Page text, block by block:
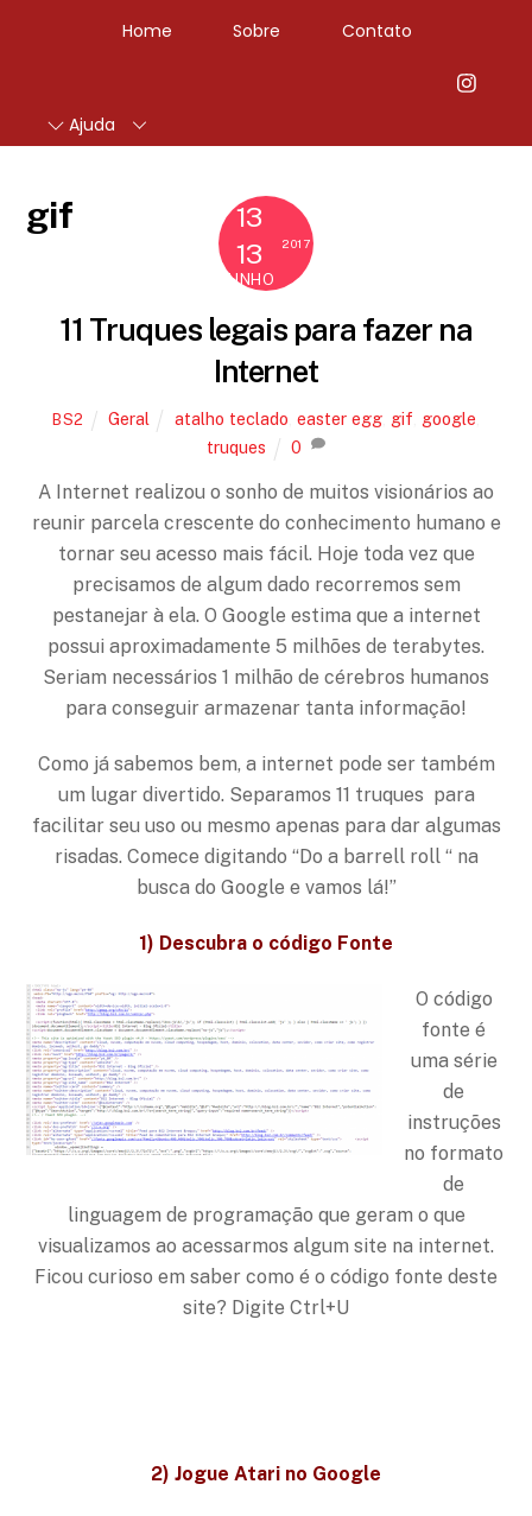
Home Sobre Contato
Ajuda
gif
13
13
JUNHO
2017
11 Truques legais para fazer na
Internet
BS2 Geral atalho teclado easter egg, gif google
truques
0
A Internet realizou o sonho de muitos visionários ao
reunir parcela crescente do conhecimento humano e
tornar seu acesso mais fácil. Hoje toda vez que
precisamos de algum dado recorremos sem
pestanejar à ela. O Google estima que a internet
possui aproximadamente 5 milhões de terabytes.
Seriam necessários 1 milhão de cérebros humanos
para conseguir armazenar tanta informação!
Como já sabemos bem, a internet pode ser também
um lugar divertido. Separamos 11 truques para
facilitar seu uso ou mesmo apenas para dar algumas
risadas. Comece digitando “Do a barrell roll “ na
busca do Google e vamos lá!”
1) Descubra o código Fonte
O código
fonte é
uma série
de
instruções
no formato
de
linguagem de programação que geram o que
visualizamos ao acessarmos algum site na internet.
Ficou curioso em saber como é o código fonte deste
site? Digite Ctrl+U
2) Jogue Atari no Google